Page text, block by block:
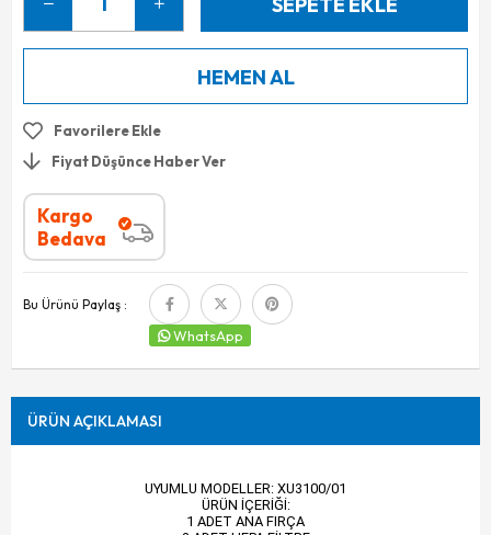
Favorilere Ekle
Fiyat Düşünce Haber Ver
Kargo
Bedava
Bu Ürünü Paylaş :
WhatsApp
ÜRÜN AÇIKLAMASI
UYUMLU MODELLER: XU3100/01
ÜRÜN İÇERİĞİ:
1 ADET ANA FIRÇA